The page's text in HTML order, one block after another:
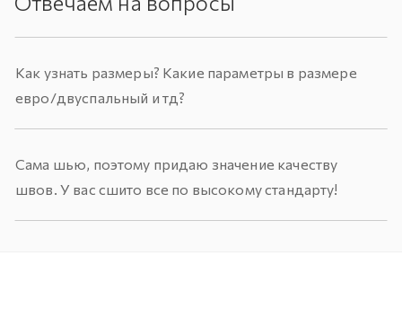
Как узнать размеры? Какие параметры в размере
евро/двуспальный и тд?
Сама шью, поэтому придаю значение качеству
швов. У вас сшито все по высокому стандарту!